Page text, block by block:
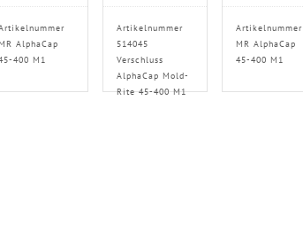
AlphaCap
400 M1
Artikelnummer
514045
Verschluss
AlphaCap Mold-
Rite 45-400 M1
Artikelnummer
MR AlphaCap
45-400 M1